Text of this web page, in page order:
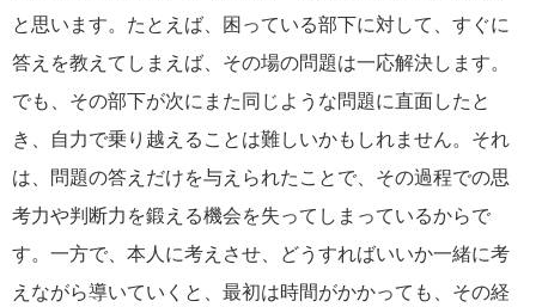
と思います。たとえば、困っている部下に対して、すぐに
答えを教えてしまえば、その場の問題は一応解決します。
でも、その部下が次にまた同じような問題に直面したと
き、自力で乗り越えることは難しいかもしれません。それ
は、問題の答えだけを与えられたことで、その過程での思
考力や判断力を鍛える機会を失ってしまっているからで
す。一方で、本人に考えさせ、どうすればいいか一緒に考
えながら導いていくと、最初は時間がかかっても、その経